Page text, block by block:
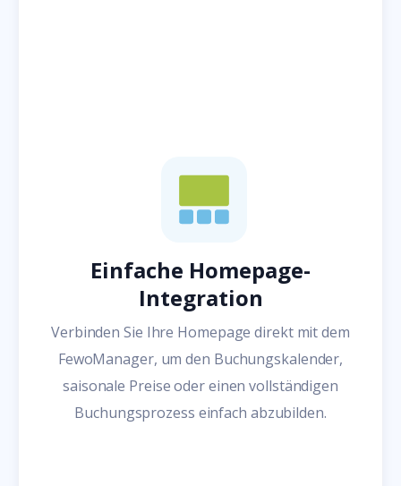
Einfache Homepage-
Integration
Verbinden Sie Ihre Homepage direkt mit dem
FewoManager, um den Buchungskalender,
saisonale Preise oder einen vollständigen
Buchungsprozess einfach abzubilden.